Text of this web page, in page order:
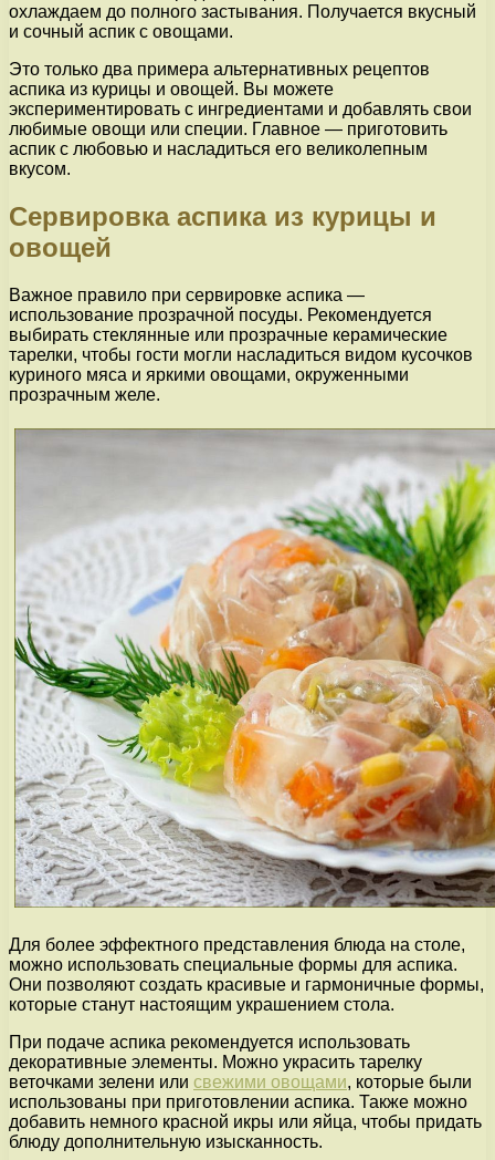
охлаждаем до полного застывания. Получается вкусный
и сочный аспик с овощами.
Это только два примера альтернативных рецептов
аспика из курицы и овощей. Вы можете
экспериментировать с ингредиентами и добавлять свои
любимые овощи или специи. Главное — приготовить
аспик с любовью и насладиться его великолепным
вкусом.
Сервировка аспика из курицы и
овощей
Важное правило при сервировке аспика —
использование прозрачной посуды. Рекомендуется
выбирать стеклянные или прозрачные керамические
тарелки, чтобы гости могли насладиться видом кусочков
куриного мяса и яркими овощами, окруженными
прозрачным желе.
Для более эффектного представления блюда на столе,
можно использовать специальные формы для аспика.
Они позволяют создать красивые и гармоничные формы,
которые станут настоящим украшением стола.
При подаче аспика рекомендуется использовать
декоративные элементы. Можно украсить тарелку
веточками зелени или свежими овощами, которые были
использованы при приготовлении аспика. Также можно
добавить немного красной икры или яйца, чтобы придать
блюду дополнительную изысканность.